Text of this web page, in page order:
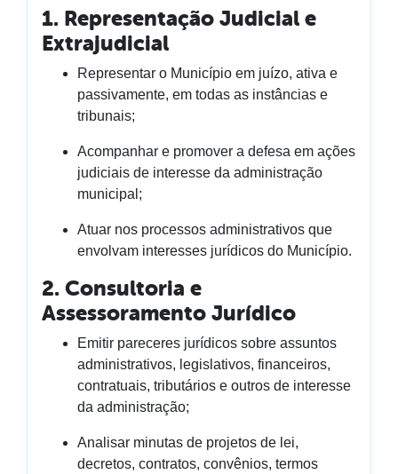
1. Representação Judicial e
Extrajudicial
Representar o Município em juízo, ativa e
passivamente, em todas as instâncias e
tribunais;
Acompanhar e promover a defesa em ações
judiciais de interesse da administração
municipal;
Atuar nos processos administrativos que
envolvam interesses jurídicos do Município.
2. Consultoria e
Assessoramento Jurídico
Emitir pareceres jurídicos sobre assuntos
administrativos, legislativos, financeiros,
contratuais, tributários e outros de interesse
da administração;
Analisar minutas de projetos de lei,
decretos, contratos, convênios, termos